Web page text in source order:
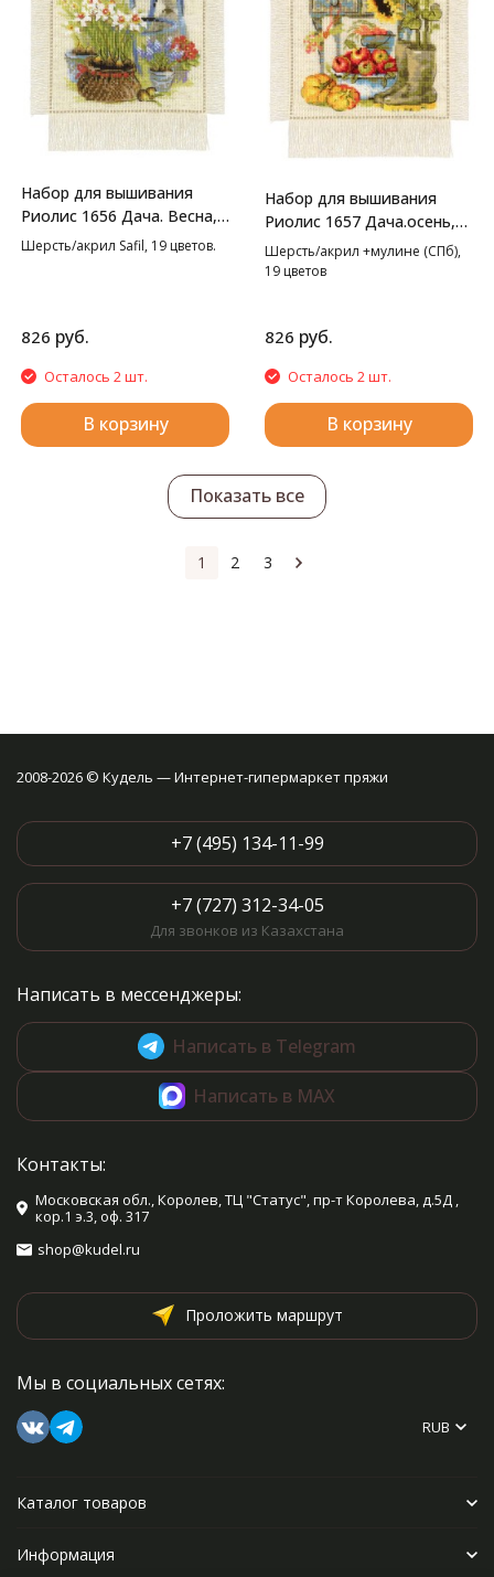
Набор для вышивания
Риолис 1656 Дача. Весна,
20*30 см
Шерсть/акрил Safil, 19 цветов.
826 руб.
Осталось 2 шт.
В корзину
Набор для вышивания
Риолис 1657 Дача.осень,
20*30 см
Шерсть/акрил +мулине (СПб),
19 цветов
826 руб.
Осталось 2 шт.
В корзину
Показать все
1 2 3
2008-2026 © Кудель — Интернет-гипермаркет пряжи
+7 (495) 134-11-99
+7 (727) 312-34-05
Для звонков из Казахстана
Написать в мессенджеры:
Написать в Telegram
Написать в MAX
Контакты:
Московская обл., Королев, ТЦ "Статус", пр-т Королева, д.5Д ,
кор.1 э.3, оф. 317
shop@kudel.ru
Проложить маршрут
Мы в социальных сетях:
RUB
Каталог товаров
Информация